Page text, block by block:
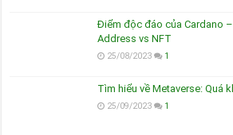
Điểm độc đáo của Cardano
Address vs NFT
25/08/2023 1
Tìm hiểu về Metaverse: Quá
25/09/2023 1